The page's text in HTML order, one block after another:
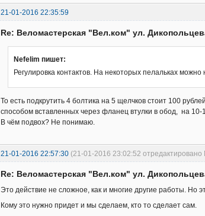
21-01-2016 22:35:59
Re: Веломастерская "Вел.ком" ул.
Nefelim пишет:
Регулировка контактов. На некоторых пелальках
То есть подкрутить 4 болтика на 5 щелчков стоит 100
способом вставленных через фланец втулки в обод, на 10-
В чём подвох? Не понимаю.
21-01-2016 22:57:30 (21-01-2016 23:02:52 отредактировано
Re: Веломастерская "Вел.ком" ул.
Это действие не сложное, как и многие другие работы. Но
Кому это нужно придет и мы сделаем, кто то сделает сам.